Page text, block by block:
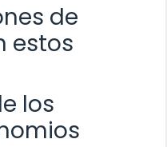
de
estos
los